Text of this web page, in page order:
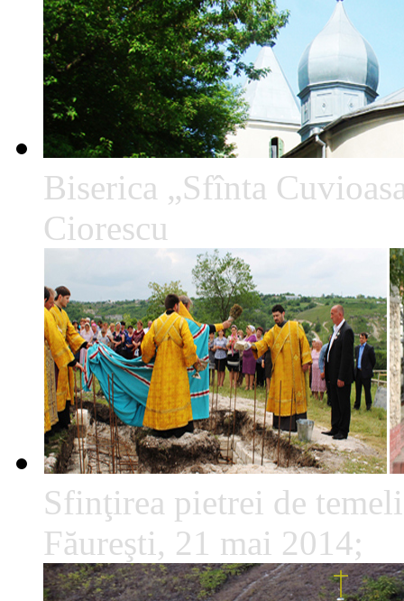
Biserica „Sfînta
Ciorescu
Sfinţirea pietrei de
Făureşti, 21 mai 2014;